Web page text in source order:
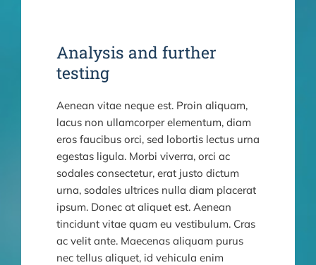
Analysis and further
testing
Aenean vitae neque est. Proin aliquam,
lacus non ullamcorper elementum, diam
eros faucibus orci, sed lobortis lectus urna
egestas ligula. Morbi viverra, orci ac
sodales consectetur, erat justo dictum
urna, sodales ultrices nulla diam placerat
ipsum. Donec at aliquet est. Aenean
tincidunt vitae quam eu vestibulum. Cras
ac velit ante. Maecenas aliquam purus
nec tellus aliquet, id vehicula enim